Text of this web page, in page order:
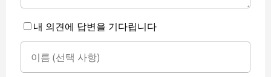
내 의견에 답변을 기다립니다